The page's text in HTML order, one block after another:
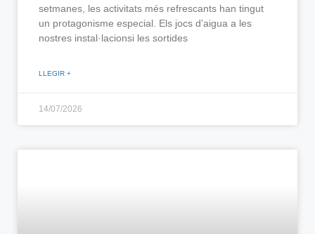
setmanes, les activitats més refrescants han tingut
un protagonisme especial. Els jocs d’aigua a les
nostres instal·lacionsi les sortides
LLEGIR +
14/07/2026